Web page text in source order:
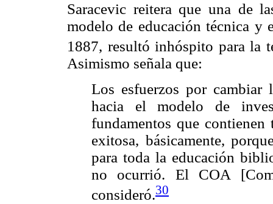
Saracevic reitera que una de
modelo de educación técnica y
1887, resultó inhóspito para la
Asimismo señala que:
Los esfuerzos por cambiar
hacia el modelo de
fundamentos que
exitosa, básicamente,
para toda la educación
no ocurrió. El COA
consideró.30